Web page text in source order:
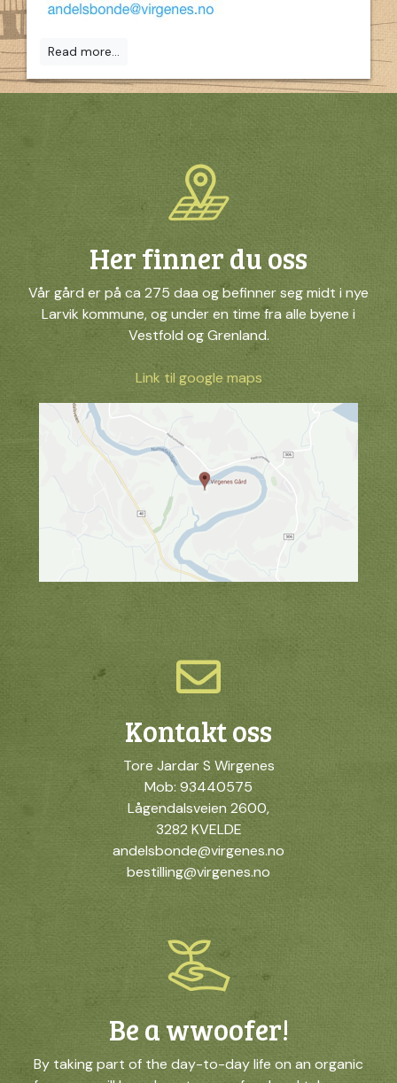
Read more...
Her finner du oss
Vår gård er på ca 275 daa og befinner seg midt i nye
Larvik kommune, og under en time fra alle byene i
Vestfold og Grenland.
Link til google maps
Kontakt oss
Tore Jardar S Wirgenes
Mob: 93440575
Lågendalsveien 2600,
3282 KVELDE
andelsbonde@virgenes.no
bestilling@virgenes.no
Be a wwoofer!
By taking part of the day-to-day life on an organic